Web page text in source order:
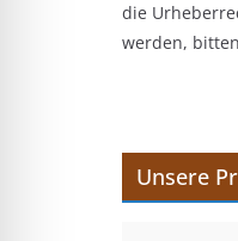
die
werden,
Unsere